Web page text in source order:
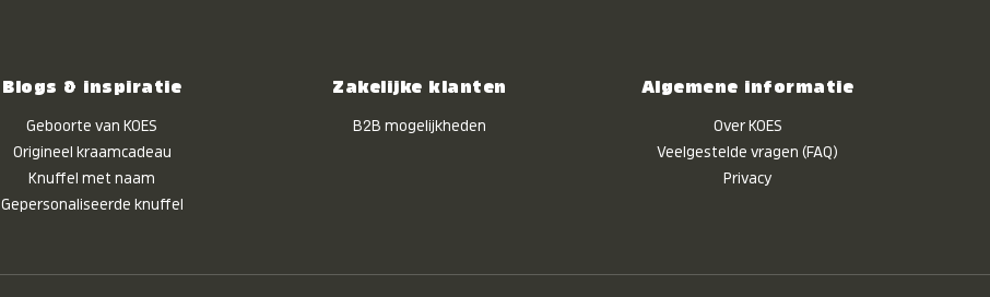
Blogs & inspiratie
Geboorte van KOES
Origineel kraamcadeau
Knuffel met naam
Gepersonaliseerde knuffel
Zakelijke klanten
B2B mogelijkheden
Algemene informatie
Over KOES
Veelgestelde vragen (FAQ)
Privacy